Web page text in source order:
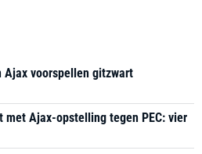
Ajax voorspellen gitzwart
met Ajax-opstelling tegen PEC: vier